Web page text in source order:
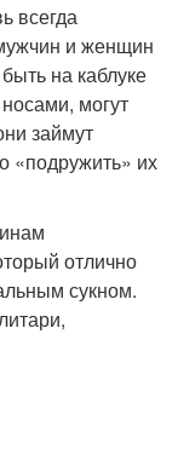
всегда
и женщин
на каблуке
могут
займут
«подружить» их
отлично
сукном.